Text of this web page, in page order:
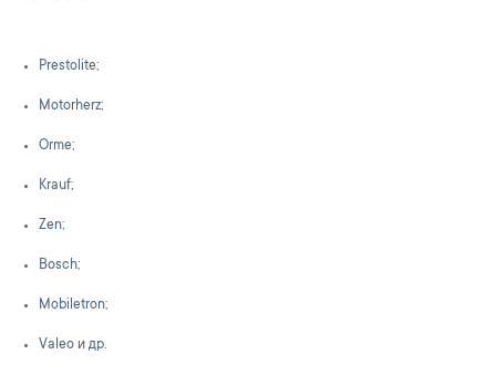
Prestolite;
Motorherz;
Orme;
Krauf;
Zen;
Bosch;
Mobiletron;
Valeo и др.